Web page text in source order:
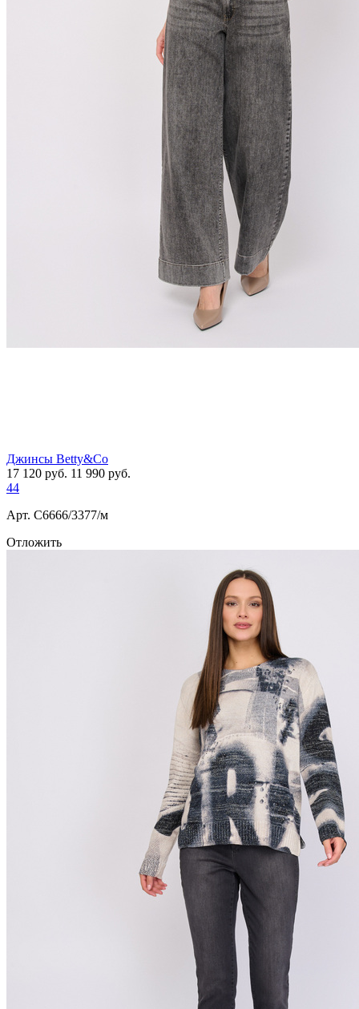
Джинсы Betty&Co
17 120 руб. 11 990 руб.
44
Арт. С6666/3377/м
Отложить